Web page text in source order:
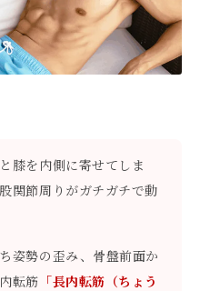
膝を内側に寄せてしま
関節周りがガチガチで動
姿勢の歪み、骨盤前面か
転筋 「長内転筋（ちょう